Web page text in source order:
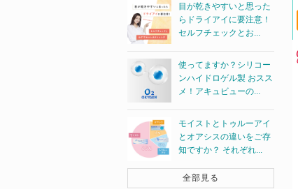
目が乾きやすいと思った
らドライアイに要注意！
セルフチェックとお...
使ってますか？シリコー
ンハイドロゲル製 おスス
メ！アキュビューの...
モイストとトゥルーアイ
とオアシスの違いをご存
知ですか？ それぞれ...
全部見る